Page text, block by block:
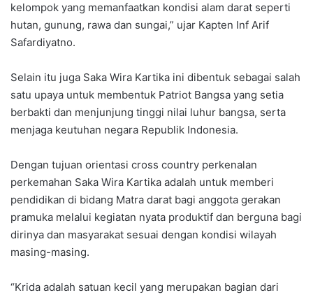
kelompok yang memanfaatkan kondisi alam darat seperti
hutan, gunung, rawa dan sungai,” ujar Kapten Inf Arif
Safardiyatno.
Selain itu juga Saka Wira Kartika ini dibentuk sebagai salah
satu upaya untuk membentuk Patriot Bangsa yang setia
berbakti dan menjunjung tinggi nilai luhur bangsa, serta
menjaga keutuhan negara Republik Indonesia.
Dengan tujuan orientasi cross country perkenalan
perkemahan Saka Wira Kartika adalah untuk memberi
pendidikan di bidang Matra darat bagi anggota gerakan
pramuka melalui kegiatan nyata produktif dan berguna bagi
dirinya dan masyarakat sesuai dengan kondisi wilayah
masing-masing.
“Krida adalah satuan kecil yang merupakan bagian dari